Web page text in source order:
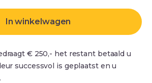
In winkelwagen
€ 250,- het restant betaald u
successvol is geplaatst en u